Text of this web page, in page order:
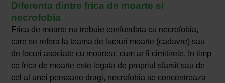
Diferenta dintre frica de moarte si
necrofobia
Frica de moarte nu trebuie confundata cu necrofobia,
care se refera la teama de lucruri moarte (cadavre) sau
de locuri asociate cu moartea, cum ar fi cimitirele. In timp
ce frica de moarte este legata de propriul sfarsit sau de
cel al unei persoane dragi, necrofobia se concentreaza